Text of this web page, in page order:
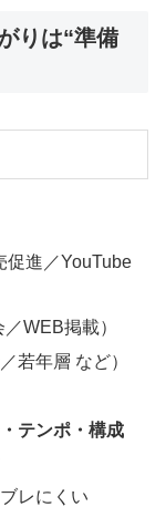
りは“準備
促進／YouTube
WEB掲載）
若年層 など）
・テンポ・構成
レにくい